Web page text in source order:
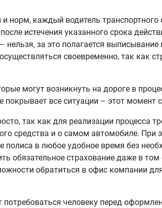
норм, каждый водитель
истечения указанного срока
за это полагается
своевременно, так как
могут возникнуть на дороге в
все ситуации – этот момент
так как для реализации процесса
средства и о самом автомобиле.
в любое удобное время без
обязательное страхование даже в том
обратиться в офис компании
человеку перед